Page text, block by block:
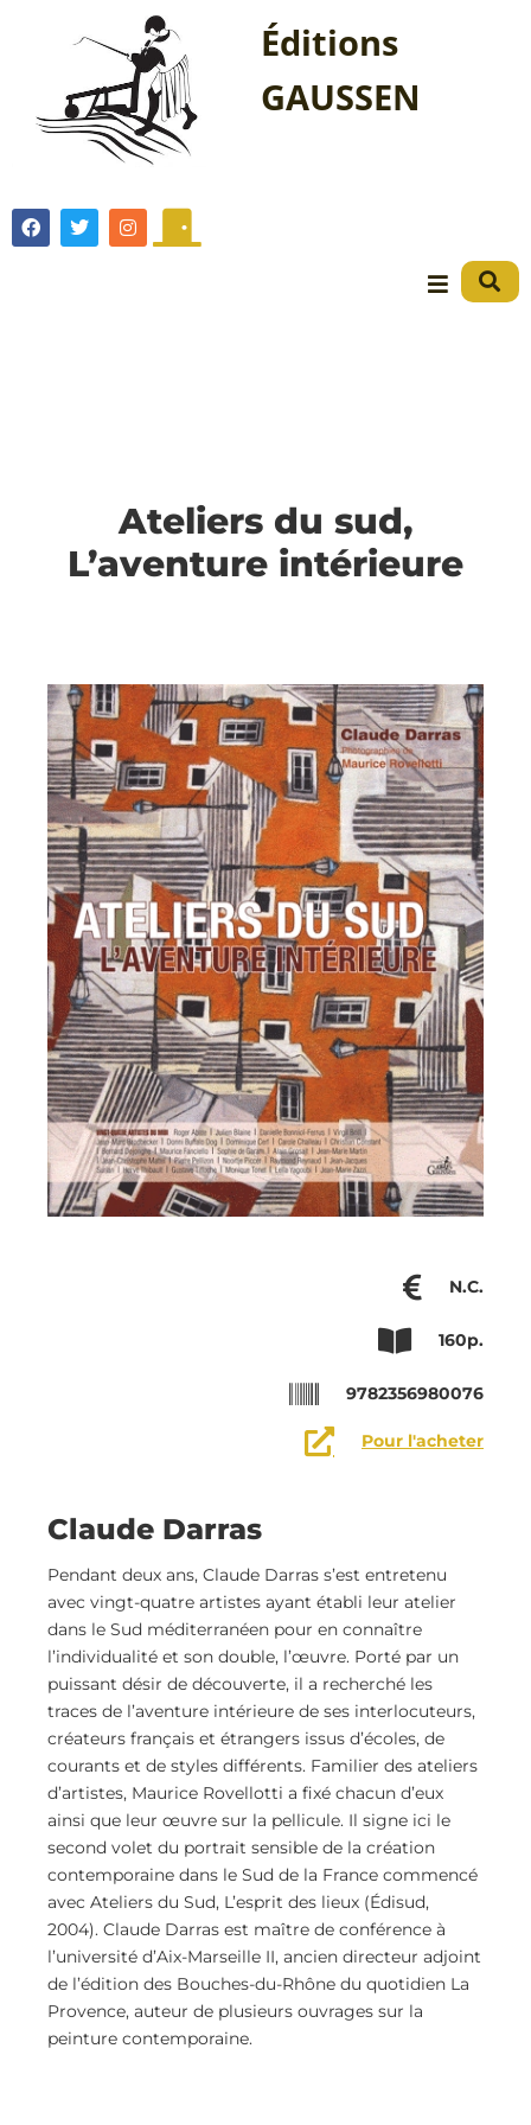
Éditions
GAUSSEN
Ateliers du sud,
L’aventure intérieure
N.C.
160p.
9782356980076
Pour l'acheter
Claude Darras
Pendant deux ans, Claude Darras s’est entretenu
avec vingt-quatre artistes ayant établi leur atelier
dans le Sud méditerranéen pour en connaître
l’individualité et son double, l’œuvre. Porté par un
puissant désir de découverte, il a recherché les
traces de l’aventure intérieure de ses interlocuteurs,
créateurs français et étrangers issus d’écoles, de
courants et de styles différents. Familier des ateliers
d’artistes, Maurice Rovellotti a fixé chacun d’eux
ainsi que leur œuvre sur la pellicule. Il signe ici le
second volet du portrait sensible de la création
contemporaine dans le Sud de la France commencé
avec Ateliers du Sud, L’esprit des lieux (Édisud,
2004). Claude Darras est maître de conférence à
l’université d’Aix-Marseille II, ancien directeur adjoint
de l’édition des Bouches-du-Rhône du quotidien La
Provence, auteur de plusieurs ouvrages sur la
peinture contemporaine.